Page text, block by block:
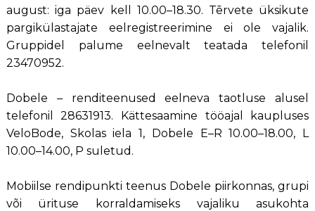
august: iga päev kell 10.00–18.30. Tērvete üksikute
pargikülastajate eelregistreerimine ei ole vajalik.
Gruppidel palume eelnevalt teatada telefonil
23470952.
Dobele – renditeenused eelneva taotluse alusel
telefonil 28631913. Kättesaamine tööajal kaupluses
VeloBode, Skolas iela 1, Dobele E–R 10.00–18.00, L
10.00–14.00, P suletud.
Mobiilse rendipunkti teenus Dobele piirkonnas, grupi
või ürituse korraldamiseks vajaliku asukohta